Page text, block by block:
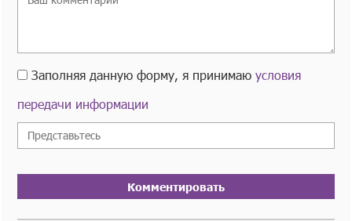
Заполняя данную форму, я принимаюусловия
передачи информации
Комментировать